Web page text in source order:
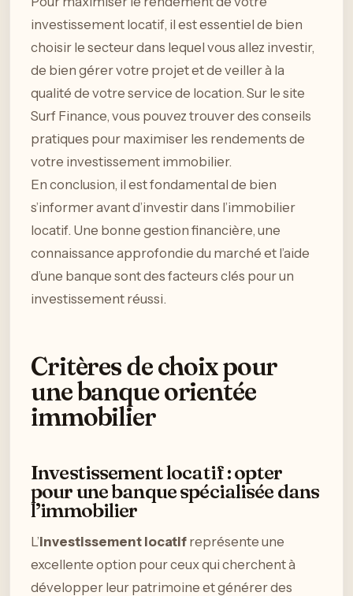
investissement locatif, il est essentiel de bien
choisir le secteur dans lequel vous allez investir,
de bien gérer votre projet et de veiller à la
qualité de votre service de location. Sur le site
Surf Finance, vous pouvez trouver des conseils
pratiques pour maximiser les rendements de
votre investissement immobilier.
En conclusion, il est fondamental de bien
s’informer avant d’investir dans l’immobilier
locatif. Une bonne gestion financière, une
connaissance approfondie du marché et l’aide
d’une banque sont des facteurs clés pour un
investissement réussi.
Critères de choix pour
une banque orientée
immobilier
Investissement locatif : opter
pour une banque spécialisée dans
l’immobilier
L’investissement locatif représente une
excellente option pour ceux qui cherchent à
développer leur patrimoine et générer des